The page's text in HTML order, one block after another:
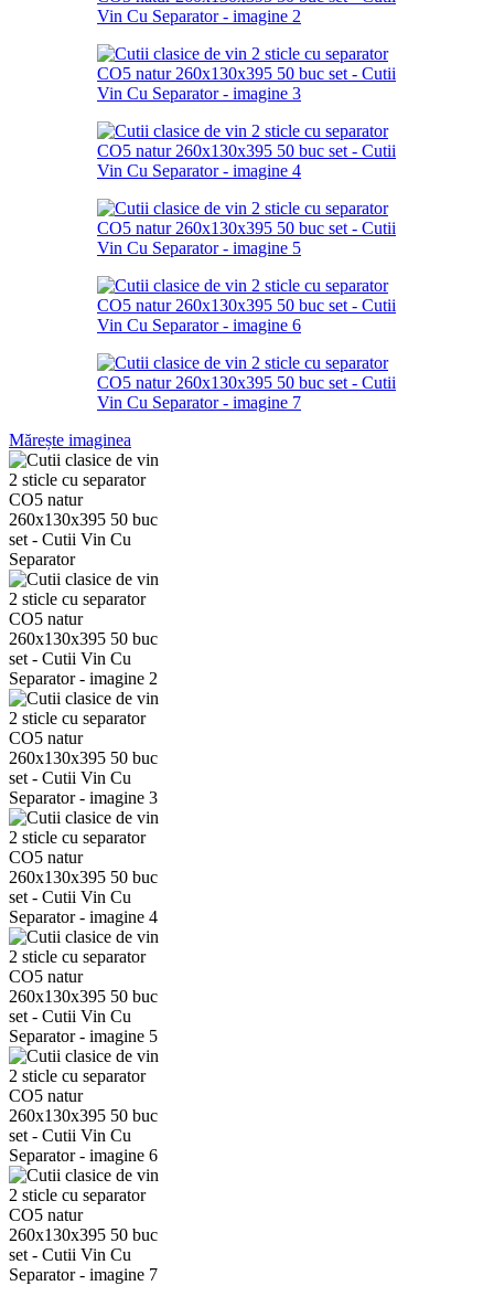
Mărește imaginea